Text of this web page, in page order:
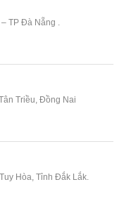
TP Đà Nẵng .
Triều, Đồng Nai
Hòa, Tỉnh Đắk Lắk.